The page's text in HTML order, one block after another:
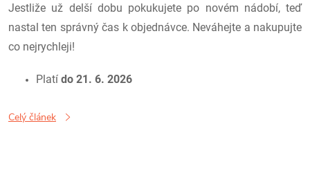
Jestliže už delší dobu pokukujete po novém nádobí, teď
nastal ten správný čas k objednávce. Neváhejte a nakupujte
co nejrychleji!
Platí do 21. 6. 2026
Celý článek